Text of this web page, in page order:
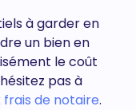
à garder en
un bien en
le coût
pas à
frais de notaire.